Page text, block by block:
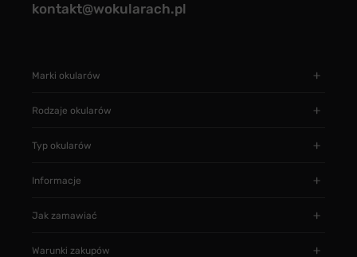
kontakt@wokularach.pl
Marki okularów
Rodzaje okularów
Typ okularów
Informacje
Jak zamawiać
Warunki zakupów